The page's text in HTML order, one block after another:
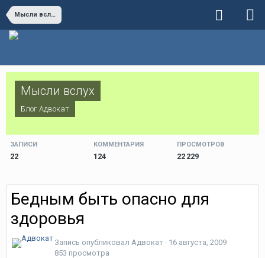
Мысли вслух
Мысли вслух
Блог Адвокат
ЗАПИСИ
22
КОММЕНТАРИЯ
124
ПРОСМОТРОВ
22 229
Бедным быть опасно для
здоровья
Запись опубликовал Адвокат · 16 августа, 2009
853 просмотра